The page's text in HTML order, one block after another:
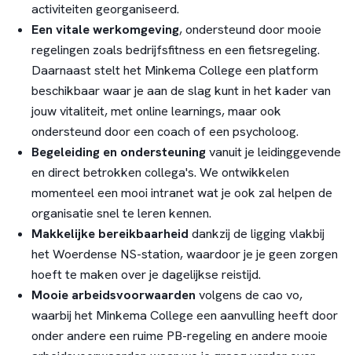
activiteiten georganiseerd.
Een vitale werkomgeving, ondersteund door mooie
regelingen zoals bedrijfsfitness en een fietsregeling.
Daarnaast stelt het Minkema College een platform
beschikbaar waar je aan de slag kunt in het kader van
jouw vitaliteit, met online learnings, maar ook
ondersteund door een coach of een psycholoog.
Begeleiding en ondersteuningvanuit je leidinggevende
en direct betrokken collega's. We ontwikkelen
momenteel een mooi intranet wat je ook zal helpen de
organisatie snel te leren kennen.
Makkelijke bereikbaarheid dankzij de ligging vlakbij
het Woerdense NS-station, waardoor je je geen zorgen
hoeft te maken over je dagelijkse reistijd.
Mooie arbeidsvoorwaarden volgens de cao vo,
waarbij het Minkema College een aanvulling heeft door
onder andere een ruime PB-regeling en andere mooie